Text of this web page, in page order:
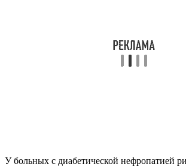
У больных с диабетической нефропатией